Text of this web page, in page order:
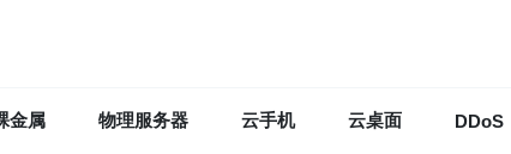
金属 物理服务器 云手机 云桌面 DDoS